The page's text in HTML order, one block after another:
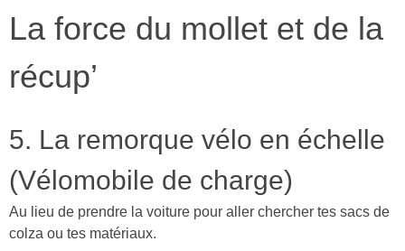
La force du mollet et de la
récup’
5. La remorque vélo en échelle
(Vélomobile de charge)
Au lieu de prendre la voiture pour aller chercher tes sacs de
colza ou tes matériaux.